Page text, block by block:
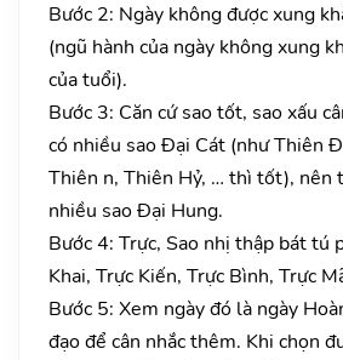
Bước 2: Ngày không được xung
(ngũ hành của ngày không xung
của tuổi).
Bước 3: Căn cứ sao tốt, sao xấu
có nhiều sao Đại Cát (như Thiên
Thiên n, Thiên Hỷ, … thì tốt), nên
nhiều sao Đại Hung.
Bước 4: Trực, Sao nhị thập bát tú
Khai, Trực Kiến, Trực Bình, Trực
Bước 5: Xem ngày đó là ngày
đạo để cân nhắc thêm. Khi chọn